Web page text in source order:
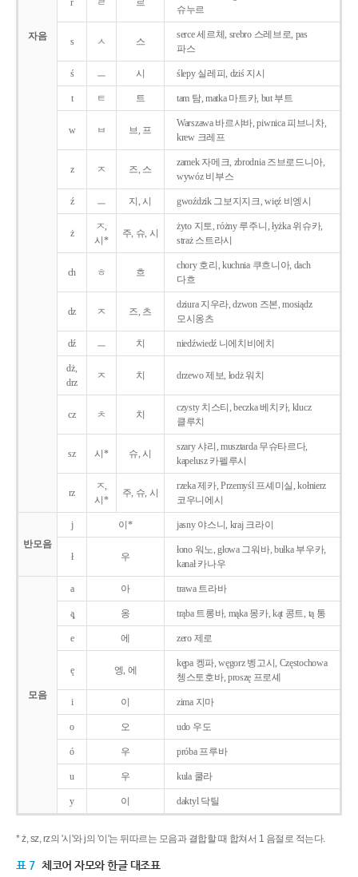
자음
r ㄹ 르
슈누르
s ㅅ 스
serce 세르체, srebro 스레브로, pas
파스
ś ㅡ 시 ślepy 실레피, dziś 지시
t ㅌ 트 tam 탐, matka 마트카, but 부트
w ㅂ 브, 프
Warszawa 바르샤바, piwnica 피브니차,
krew 크레프
z ㅈ 즈, 스
zamek 자메크, zbrodnia 즈브로드니아,
wywóz 비부스
ź ㅡ 지, 시 gwoździk 그보지지크, więź 비엥시
ż
ㅈ,
시*
주, 슈, 시
żyto 지토, różny 루주니, łyżka 위슈카,
straż 스트라시
ch ㅎ 흐
chory 호리, kuchnia 쿠흐니아, dach
다흐
dz ㅈ 즈, 츠
dziura 지우라, dzwon 즈본, mosiądz
모시옹츠
dź ㅡ 치 niedźwiedź 니에치비에치
dż,
drz
ㅈ 치 drzewo 제보, łodż 워치
cz ㅊ 치
czysty 치스티, beczka 베치카, klucz
클루치
sz 시* 슈, 시
szary 샤리, musztarda 무슈타르다,
kapelusz 카펠루시
rz
ㅈ,
시*
주, 슈, 시
rzeka 제카, Przemyśl 프셰미실, kołnierz
코우니에시
반모음
j 이* jasny 야스니, kraj 크라이
ł 우
łono 워노, głowa 그워바, bułka 부우카,
kanał 카나우
모음
a 아 trawa 트라바
ą̨ 옹 trąba 트롱바, mąka 몽카, kąt 콩트, tą 통
e 에 zero 제로
ę 엥, 에
kępa 켕파, węgorz 벵고시, Częstochowa
쳉스토호바, proszę 프로셰
i 이 zima 지마
o 오 udo 우도
ó 우 próba 프루바
u 우 kula 쿨라
y 이 daktyl 닥틸
* ż, sz, rz의 '시'와 j의 '이'는 뒤따르는 모음과 결합할 때 합쳐서 1 음절로 적는다.
표 7 체코어 자모와 한글 대조표